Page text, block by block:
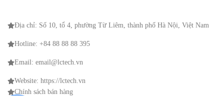
Địa chỉ: Số 10, tổ 4, phường Từ Liêm, thành phố Hà Nội, Việt Nam
Hotline: +84 88 88 88 395
Email: email@lctech.vn
Website: https://lctech.vn
Chính sách bán hàng